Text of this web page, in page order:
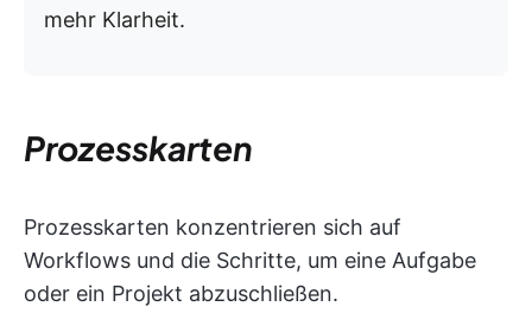
mehr Klarheit.
Prozesskarten
Prozesskarten konzentrieren sich auf
Workflows und die Schritte, um eine Aufgabe
oder ein Projekt abzuschließen.